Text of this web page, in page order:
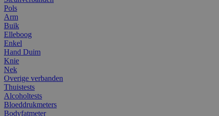
Pols
Arm
Buik
Elleboog
Enkel
Hand Duim
Knie
Nek
Overige verbanden
Thuistests
Alcoholtests
Bloeddrukmeters
Bodyfatmeter